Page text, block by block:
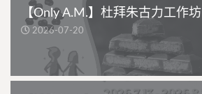
【Only A.M.】杜拜朱古力工作坊
2026-07-20